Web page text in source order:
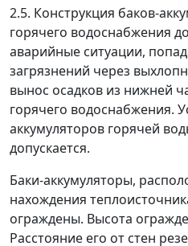
2.5. Конструкция баков-
горячего водоснабжения
аварийные ситуации,
загрязнений через
вынос осадков из нижней
горячего водоснабжения.
аккумуляторов горячей
допускается.
Баки-аккумуляторы,
нахождения
ограждены. Высота
Расстояние его от стен